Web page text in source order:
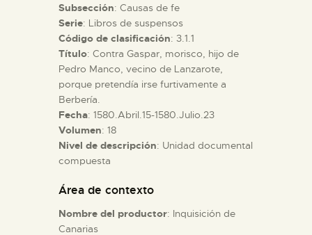
ACTIVIDADES
█
EL MUSEO
COLECCIONES
DIDÁCTICA
ESPAÑOL
Subsección: Causas de fe
Serie: Libros de suspensos
Código de clasificación: 3.1.1
Título: Contra Gaspar, morisco, hijo de
Pedro Manco, vecino de Lanzarote,
porque pretendía irse furtivamente a
Berbería.
Fecha: 1580.Abril.15-1580.Julio.23
Volumen: 18
Nivel de descripción: Unidad documental
compuesta
Área de contexto
Nombre del productor: Inquisición de
Canarias